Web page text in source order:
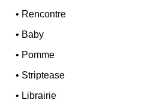
• Rencontre
• Baby
• Pomme
• Striptease
• Librairie